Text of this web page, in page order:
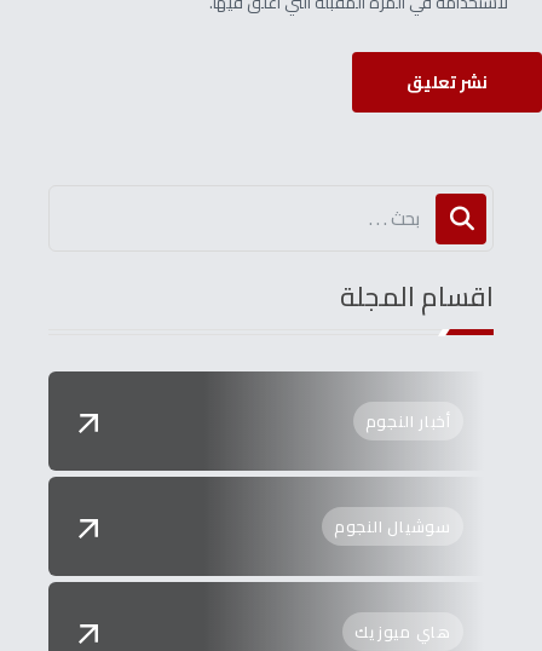
نشر تعليق
اقسام المجلة
أخبار النجوم
سوشيال النجوم
هاي ميوزيك